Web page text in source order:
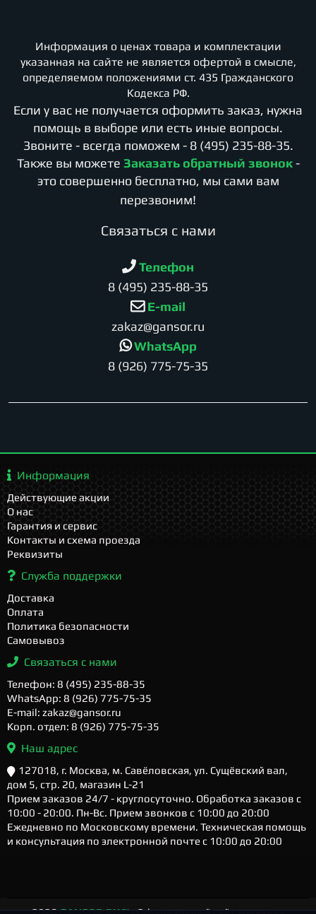
Информация о ценах товара и комплектации
указанная на сайте не является офертой в смысле,
определяемом положениями ст. 435 Гражданского
Кодекса РФ.
Если у вас не получается оформить заказ, нужна
помощь в выборе или есть иные вопросы.
Звоните - всегда поможем - 8 (495) 235-88-35.
Также вы можете Заказать обратный звонок -
это совершенно бесплатно, мы сами вам
перезвоним!
Cвязаться с нами
Телефон
8 (495) 235-88-35
E-mail
zakaz@gansor.ru
WhatsApp
8 (926) 775-75-35
Информация
Действующие акции
О нас
Гарантия и сервис
Контакты и схема проезда
Реквизиты
Служба поддержки
Доставка
Оплата
Политика безопасности
Самовывоз
Связаться с нами
Телефон: 8 (495) 235-88-35
WhatsApp: 8 (926) 775-75-35
E-mail: zakaz@gansor.ru
Корп. отдел: 8 (926) 775-75-35
Наш адрес
127018, г. Москва, м. Савёловская, ул. Сущёвский вал,
дом 5, стр. 20, магазин L-21
Прием заказов 24/7 - круглосуточно. Обработка заказов с
10:00 - 20:00. Пн-Вс. Прием звонков с 10:00 до 20:00
Ежедневно по Московскому времени. Техническая помощь
и консультация по электронной почте с 10:00 до 20:00